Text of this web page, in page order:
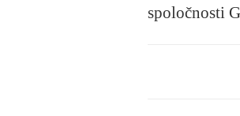
spoločnosti